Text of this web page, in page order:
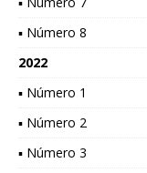
▪ Número 8
2022
▪ Número 1
▪ Número 2
▪ Número 3